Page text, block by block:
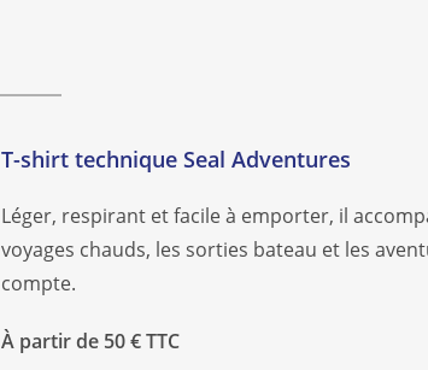
T-shirt technique Seal Adventures
Léger, respirant et facile à emporter, il
voyages chauds, les sorties bateau et les
compte.
À partir de 50 € TTC